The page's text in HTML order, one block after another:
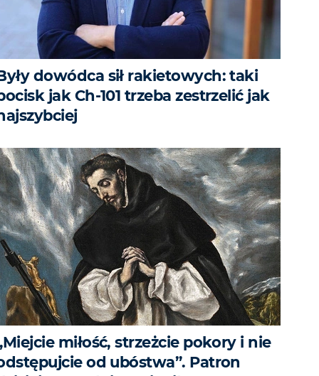
dowódca sił rakietowych: taki
jak Ch-101 trzeba zestrzelić jak
miłość, strzeżcie pokory i nie
od ubóstwa”. Patron